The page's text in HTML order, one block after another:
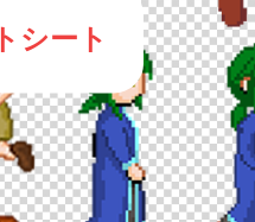
シート